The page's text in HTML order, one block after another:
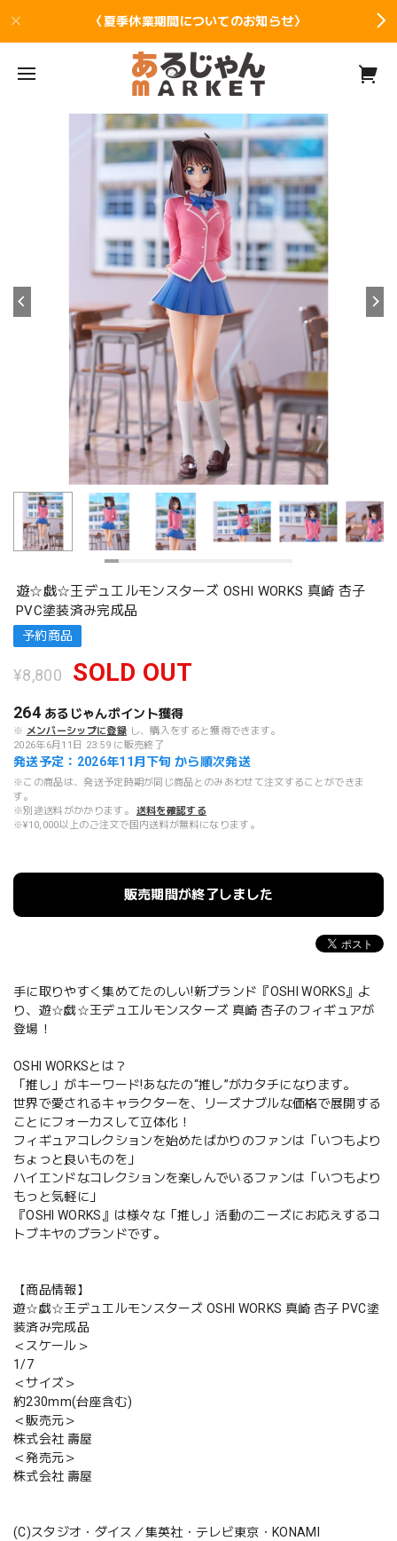
〈夏季休業期間についてのお知らせ〉
遊☆戯☆王デュエルモンスターズ OSHI WORKS 真崎 杏子
PVC塗装済み完成品
予約商品
¥8,800 SOLD OUT
264 あるじゃんポイント獲得
※ メンバーシップに登録 し、購入をすると獲得できます。
2026年6月11日 23:59 に販売終了
発送予定：2026年11月下旬 から順次発送
※この商品は、発送予定時期が同じ商品とのみあわせて注文することができま
す。
※別途送料がかかります。
送料を確認する
※¥10,000以上のご注文で国内送料が無料になります。
販売期間が終了しました
手に取りやすく集めてたのしい!新ブランド『OSHI WORKS』よ
り、遊☆戯☆王デュエルモンスターズ 真崎 杏子のフィギュアが
登場！
OSHI WORKSとは？
「推し」がキーワード!あなたの“推し”がカタチになります。
世界で愛されるキャラクターを、リーズナブルな価格で展開する
ことにフォーカスして立体化！
フィギュアコレクションを始めたばかりのファンは「いつもより
ちょっと良いものを」
ハイエンドなコレクションを楽しんでいるファンは「いつもより
もっと気軽に」
『OSHI WORKS』は様々な「推し」活動のニーズにお応えするコ
トブキヤのブランドです。
【商品情報】
遊☆戯☆王デュエルモンスターズ OSHI WORKS 真崎 杏子 PVC塗
装済み完成品
＜スケール＞
1/7
＜サイズ＞
約230mm(台座含む)
＜販売元＞
株式会社 壽屋
＜発売元＞
株式会社 壽屋
(C)スタジオ・ダイス／集英社・テレビ東京・KONAMI